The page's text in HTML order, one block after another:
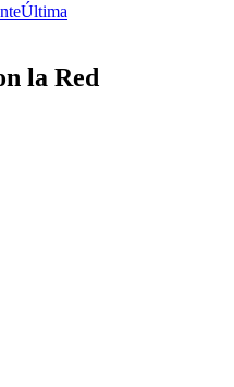
Última
la Red